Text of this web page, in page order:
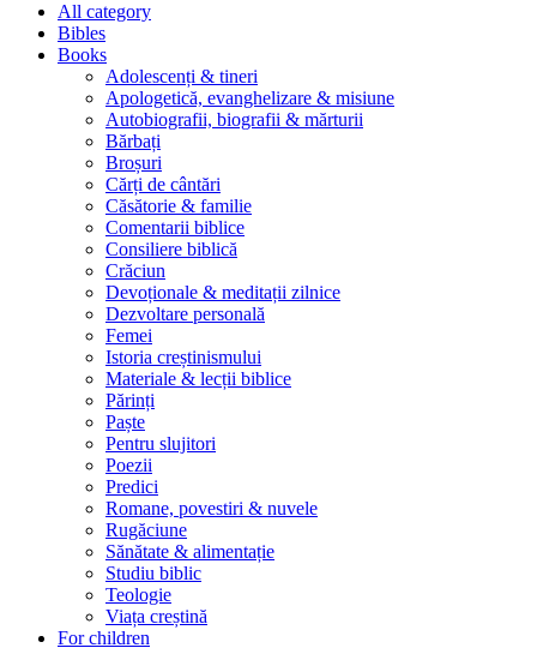
All category
Bibles
Books
Adolescenți & tineri
Apologetică, evanghelizare & misiune
Autobiografii, biografii & mărturii
Bărbați
Broșuri
Cărți de cântări
Căsătorie & familie
Comentarii biblice
Consiliere biblică
Crăciun
Devoționale & meditații zilnice
Dezvoltare personală
Femei
Istoria creștinismului
Materiale & lecții biblice
Părinți
Paște
Pentru slujitori
Poezii
Predici
Romane, povestiri & nuvele
Rugăciune
Sănătate & alimentație
Studiu biblic
Teologie
Viața creștină
For children